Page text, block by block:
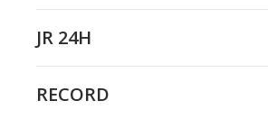
JR 24H
RECORD